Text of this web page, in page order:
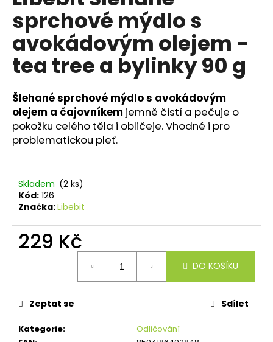
z
5
hvězdiček.
sprchové mýdlo s
avokádovým olejem -
tea tree a bylinky 90 g
Šlehané sprchové mýdlo s avokádovým
olejem a čajovníkem jemně čistí a pečuje o
pokožku celého těla i obličeje. Vhodné i pro
problematickou pleť.
Skladem (2 ks)
Kód: 126
Značka:Libebit
229 Kč
DO KOŠÍKU
Kategorie:
Odličování
Zeptat se Sdílet
a
j
í
t
?
HLEDAT
D
o
p
o
u
m